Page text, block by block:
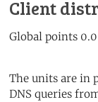
Client
The units are in
DNS queries